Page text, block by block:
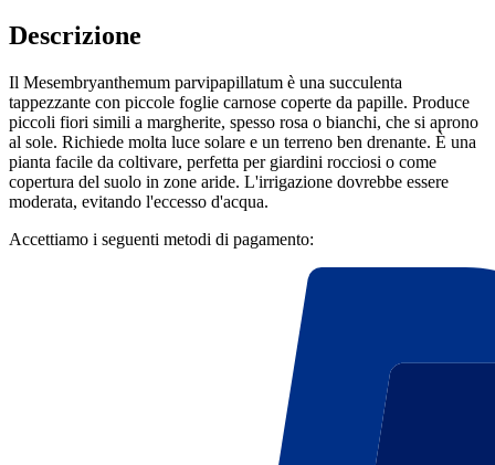
Descrizione
Il Mesembryanthemum parvipapillatum è una succulenta
tappezzante con piccole foglie carnose coperte da papille. Produce
piccoli fiori simili a margherite, spesso rosa o bianchi, che si aprono
al sole. Richiede molta luce solare e un terreno ben drenante. È una
pianta facile da coltivare, perfetta per giardini rocciosi o come
copertura del suolo in zone aride. L'irrigazione dovrebbe essere
moderata, evitando l'eccesso d'acqua.
Accettiamo i seguenti metodi di pagamento: